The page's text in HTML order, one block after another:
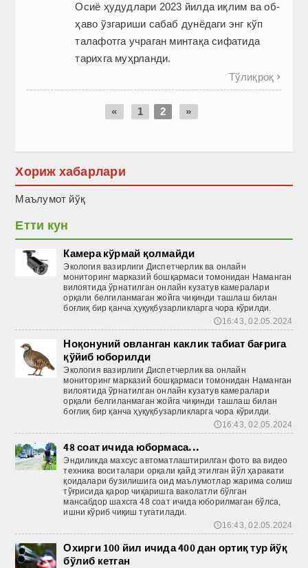
Осиё ҳудудлари 2023 йилда иқлим ва об-
ҳаво ўзгариши сабаб дунёдаги энг кўп
талафотга учраган минтақа сифатида
тарихга муҳрланди.
Тўлиқроқ 
« 1 2 »
Хориж хабарлари
Маълумот йўқ
Етти кун
Камера кўрмай қолмайди
Экология вазирлиги Диспетчерлик ва онлайн
мониторинг марказий бошқармаси томонидан Наманган
вилоятида ўрнатилган онлайн кузатув камералари
орқали белгиланмаган жойга чиқинди ташлаш билан
боғлиқ бир қанча ҳуқуқбузарликларга чора кўрилди.
🕔16:43, 02.05.2024
Ноқонуний овланган каклик табиат бағрига
қўйиб юборилди
Экология вазирлиги Диспетчерлик ва онлайн
мониторинг марказий бош­қармаси томонидан Наманган
вилоятида ўрнатилган онлайн кузатув камералари
орқали белгиланмаган жойга чиқинди ташлаш билан
боғлиқ бир қанча ҳуқуқбузарликларга чора кўрилди.
🕔16:43, 02.05.2024
48 соат ичида юбормаса...
Эндиликда махсус автоматлаштирилган фото ва видео
техника воситалари орқали қайд этилган йўл ҳаракати
қоидалари бузилишига оид маълумотлар жарима солиш
тўғрисида қарор чиқаришга ваколатли бўлган
мансабдор шахсга 48 соат ичида юборилмаган бўлса,
ишни кўриб чиқиш тугатилади.
🕔16:43, 02.05.2024
Охирги 100 йил ичида 400 дан ортиқ тур йўқ
бўлиб кетган